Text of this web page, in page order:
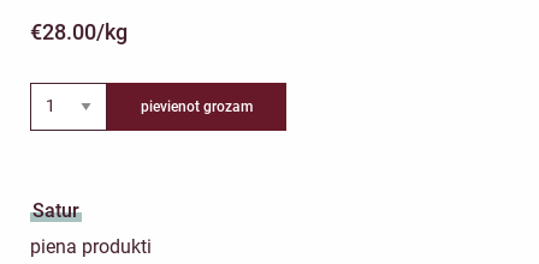
€28.00/kg
pievienot grozam
Satur
piena produkti